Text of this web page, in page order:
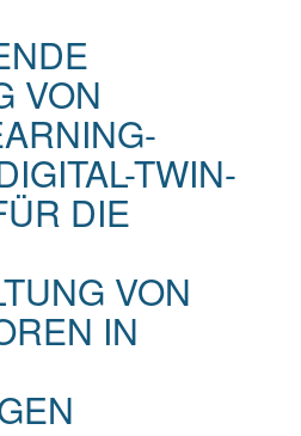
VON
TWIN-
DIE
VON
IN M